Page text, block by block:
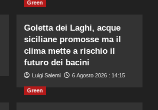
Green
Goletta dei Laghi, acque
siciliane promosse ma il
clima mette a rischio il
futuro dei bacini
Luigi Salemi 6 Agosto 2026 : 14:15
Green